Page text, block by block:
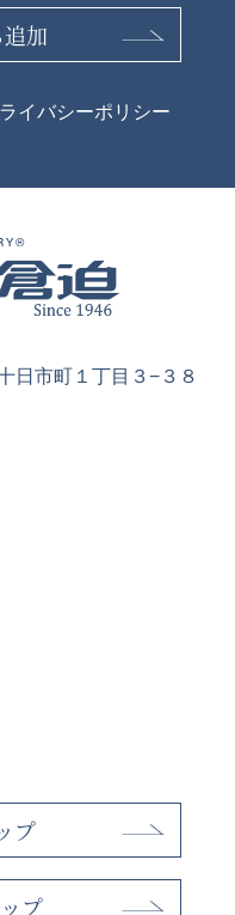
加
イバシーポリシー
日市町１丁目３−３８
プ
プ